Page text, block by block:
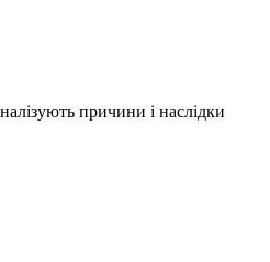
причини і наслідки